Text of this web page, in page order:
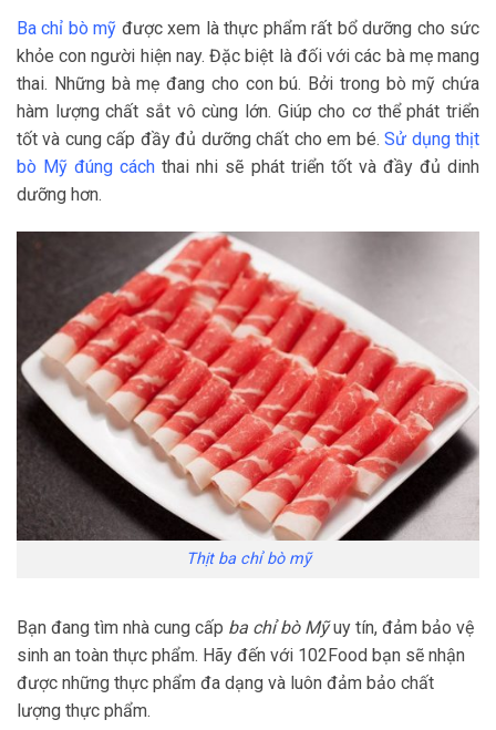
Ba chỉ bò mỹ được xem là thực phẩm rất bổ dưỡng cho sức
khỏe con người hiện nay. Đặc biệt là đối với các bà mẹ mang
thai. Những bà mẹ đang cho con bú. Bởi trong bò mỹ chứa
hàm lượng chất sắt vô cùng lớn. Giúp cho cơ thể phát triển
tốt và cung cấp đầy đủ dưỡng chất cho em bé.Sử dụng thịt
bò Mỹ đúng cách thai nhi sẽ phát triển tốt và đầy đủ dinh
dưỡng hơn.
Thịt ba chỉ bò mỹ
Bạn đang tìm nhà cung cấp ba chỉ bò Mỹuy tín, đảm bảo vệ
sinh an toàn thực phẩm. Hãy đến với 102Food bạn sẽ nhận
được những thực phẩm đa dạng và luôn đảm bảo chất
lượng thực phẩm.